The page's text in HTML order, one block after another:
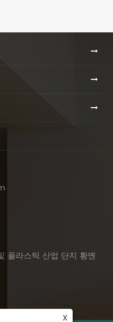
플라스틱 산업 단지 황옌
X